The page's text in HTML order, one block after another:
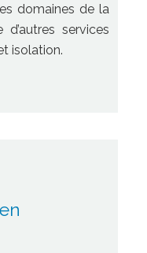
domaines de la
services
isolation.